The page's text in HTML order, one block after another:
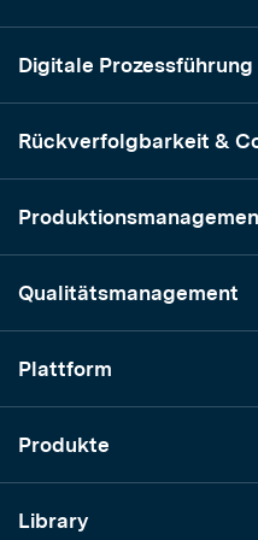
Digitale Prozessführung
Rückverfolgbarkeit &
Qualitätsmanagement
Plattform
Produkte
Library